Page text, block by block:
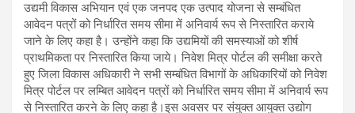
उद्यमी विकास अभियान एवं एक जनपद एक उत्पाद योजना से सम्बंधित
आवेदन पत्रों को निर्धारित समय सीमा में अनिवार्य रूप से निस्तारित कराये
जाने के लिए कहा है। उन्होंने कहा कि उद्यमियों की समस्याओं को शीर्ष
प्राथमिकता पर निस्तारित किया जाये। निवेश मित्र पोर्टल की समीक्षा करते
हुए जिला विकास अधिकारी ने सभी सम्बंधित विभागों के अधिकारियों को निवेश
मित्र पोर्टल पर लम्बित आवेदन पत्रों को निर्धारित समय सीमा में अनिवार्य रूप
से निस्तारित करने के लिए कहा है।इस अवसर पर संयुक्त आयुक्त उद्योग